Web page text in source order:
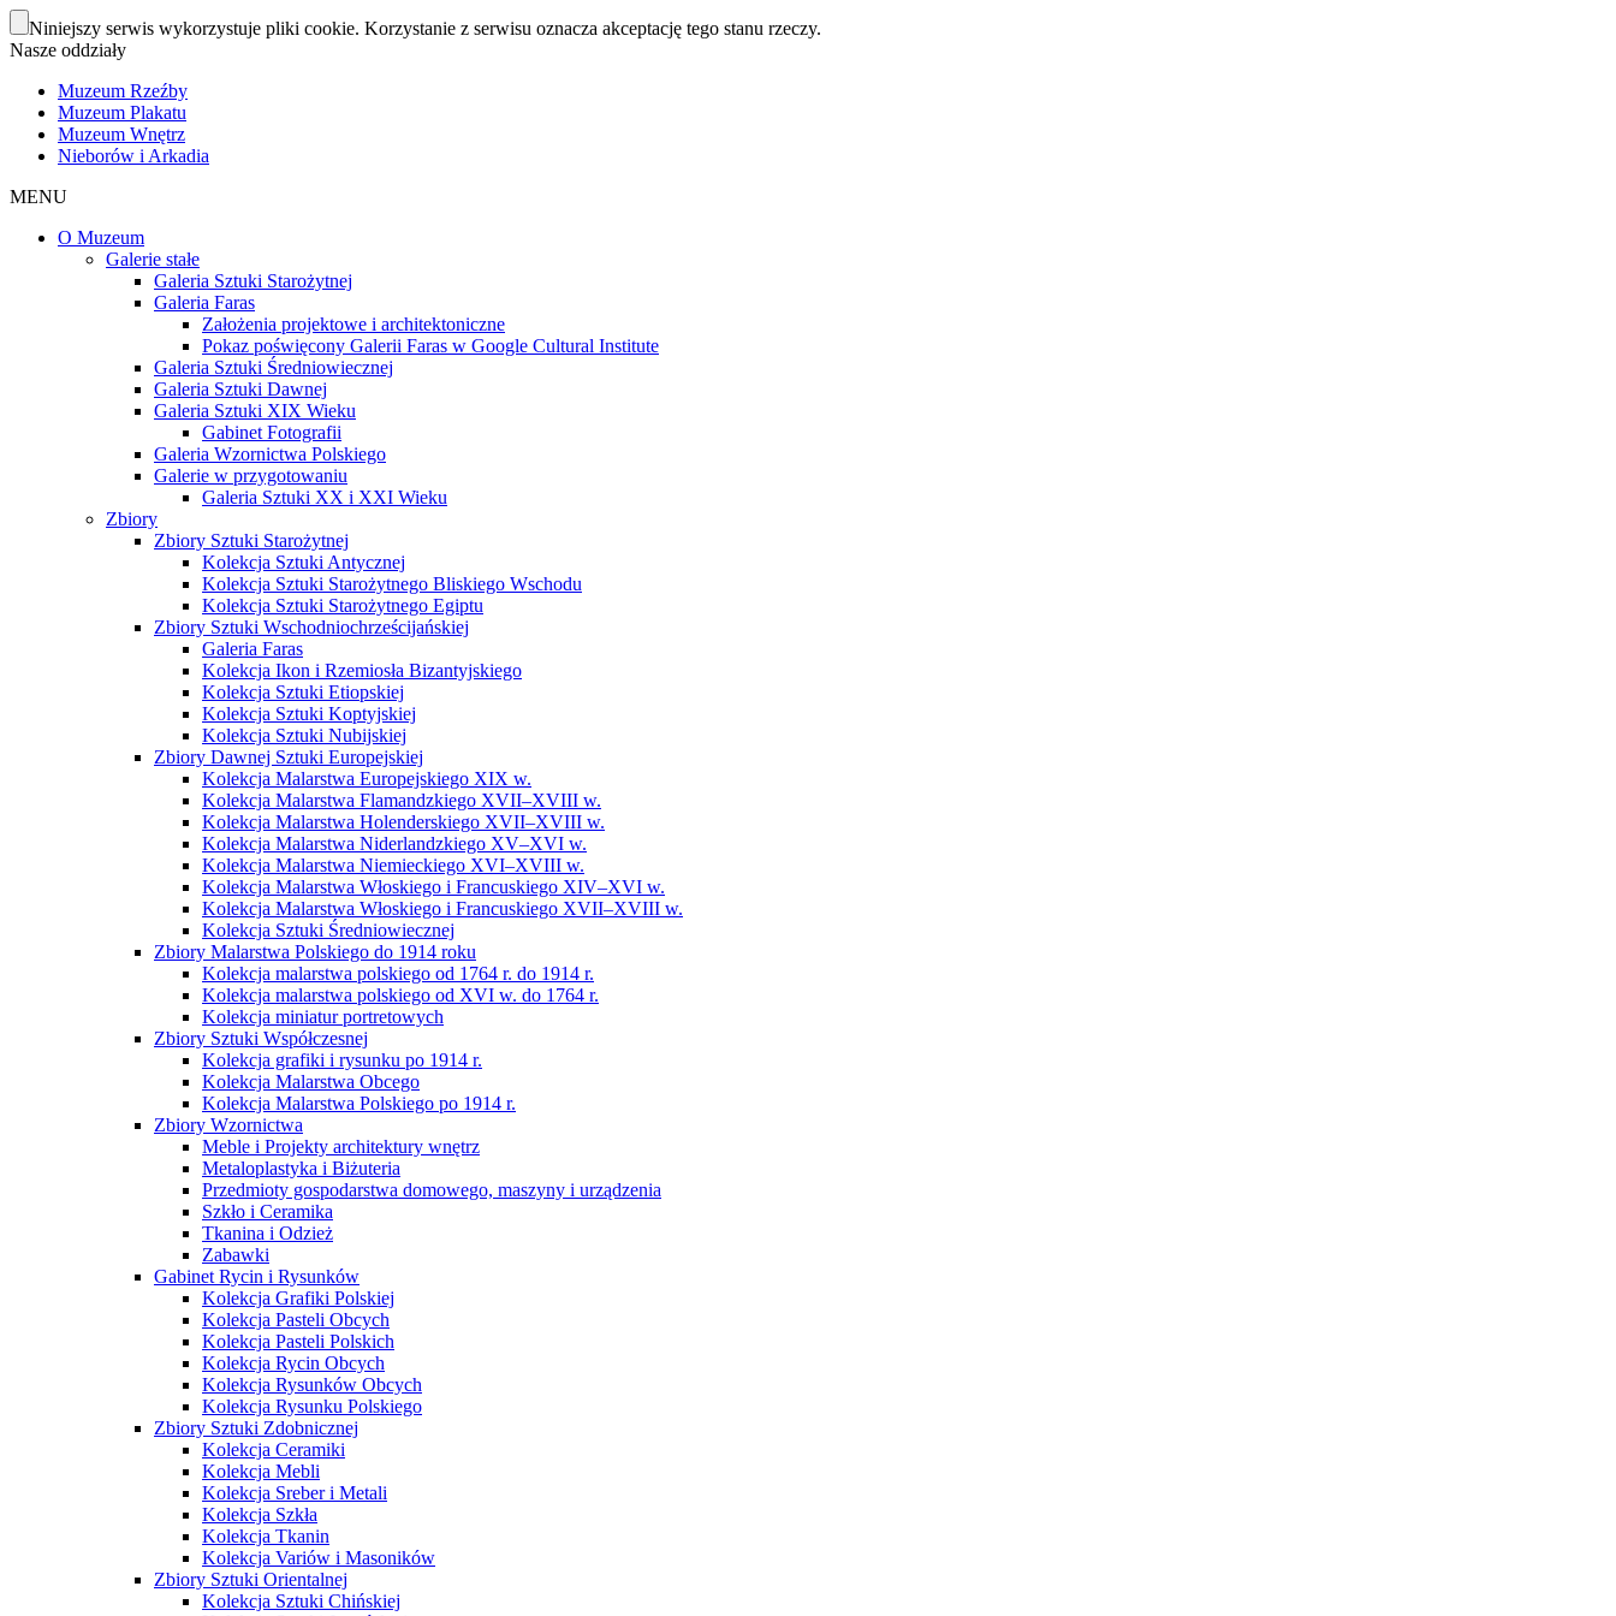
Niniejszy serwis wykorzystuje pliki cookie. Korzystanie z serwisu oznacza akceptację tego stanu rzeczy.
Nasze oddziały
Muzeum Rzeźby
Muzeum Plakatu
Muzeum Wnętrz
Nieborów i Arkadia
MENU
O Muzeum
Galerie stałe
Galeria Sztuki Starożytnej
Galeria Faras
Założenia projektowe i architektoniczne
Pokaz poświęcony Galerii Faras w Google Cultural Institute
Galeria Sztuki Średniowiecznej
Galeria Sztuki Dawnej
Galeria Sztuki XIX Wieku
Gabinet Fotografii
Galeria Wzornictwa Polskiego
Galerie w przygotowaniu
Galeria Sztuki XX i XXI Wieku
Zbiory
Zbiory Sztuki Starożytnej
Kolekcja Sztuki Antycznej
Kolekcja Sztuki Starożytnego Bliskiego Wschodu
Kolekcja Sztuki Starożytnego Egiptu
Zbiory Sztuki Wschodniochrześcijańskiej
Galeria Faras
Kolekcja Ikon i Rzemiosła Bizantyjskiego
Kolekcja Sztuki Etiopskiej
Kolekcja Sztuki Koptyjskiej
Kolekcja Sztuki Nubijskiej
Zbiory Dawnej Sztuki Europejskiej
Kolekcja Malarstwa Europejskiego XIX w.
Kolekcja Malarstwa Flamandzkiego XVII–XVIII w.
Kolekcja Malarstwa Holenderskiego XVII–XVIII w.
Kolekcja Malarstwa Niderlandzkiego XV–XVI w.
Kolekcja Malarstwa Niemieckiego XVI–XVIII w.
Kolekcja Malarstwa Włoskiego i Francuskiego XIV–XVI w.
Kolekcja Malarstwa Włoskiego i Francuskiego XVII–XVIII w.
Kolekcja Sztuki Średniowiecznej
Zbiory Malarstwa Polskiego do 1914 roku
Kolekcja malarstwa polskiego od 1764 r. do 1914 r.
Kolekcja malarstwa polskiego od XVI w. do 1764 r.
Kolekcja miniatur portretowych
Zbiory Sztuki Współczesnej
Kolekcja grafiki i rysunku po 1914 r.
Kolekcja Malarstwa Obcego
Kolekcja Malarstwa Polskiego po 1914 r.
Zbiory Wzornictwa
Meble i Projekty architektury wnętrz
Metaloplastyka i Biżuteria
Przedmioty gospodarstwa domowego, maszyny i urządzenia
Szkło i Ceramika
Tkanina i Odzież
Zabawki
Gabinet Rycin i Rysunków
Kolekcja Grafiki Polskiej
Kolekcja Pasteli Obcych
Kolekcja Pasteli Polskich
Kolekcja Rycin Obcych
Kolekcja Rysunków Obcych
Kolekcja Rysunku Polskiego
Zbiory Sztuki Zdobnicznej
Kolekcja Ceramiki
Kolekcja Mebli
Kolekcja Sreber i Metali
Kolekcja Szkła
Kolekcja Tkanin
Kolekcja Variów i Masoników
Zbiory Sztuki Orientalnej
Kolekcja Sztuki Chińskiej